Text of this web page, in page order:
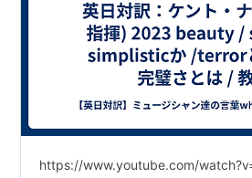
https://www.youtube.com/